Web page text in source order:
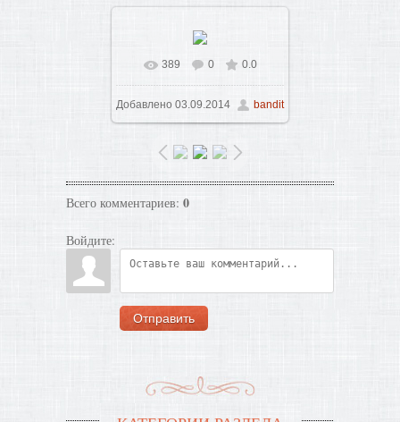
В реальном размере
800x608/ 65.1Kb
389 0 0.0
Добавлено 03.09.2014 bandit
Всего комментариев: 0
Войдите:
Отправить